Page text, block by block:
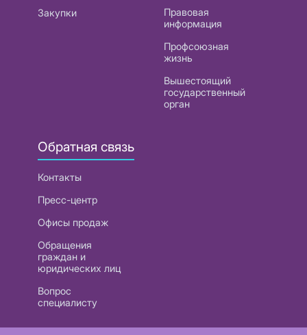
Закупки
Правовая
информация
Профсоюзная
жизнь
Вышестоящий
государственный
орган
Обратная связь
Контакты
Пресс-центр
Офисы продаж
Обращения
граждан и
юридических лиц
Вопрос
специалисту